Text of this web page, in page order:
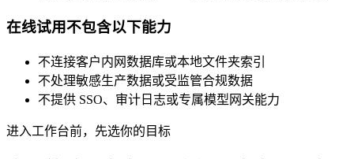
在线试用不包含以下能力
不连接客户内网数据库或本地文件夹索引
不处理敏感生产数据或受监管合规数据
不提供 SSO、审计日志或专属模型网关能力
进入工作台前，先选你的目标